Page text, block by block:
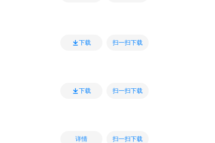
下载 扫一扫下载
下载 扫一扫下载
详情 扫一扫下载